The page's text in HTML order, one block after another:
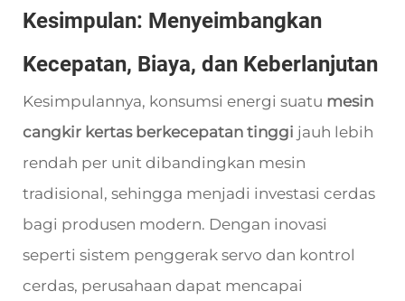
Kesimpulan: Menyeimbangkan
Kecepatan, Biaya, dan Keberlanjutan
Kesimpulannya, konsumsi energi suatu mesin
cangkir kertas berkecepatan tinggi jauh lebih
rendah per unit dibandingkan mesin
tradisional, sehingga menjadi investasi cerdas
bagi produsen modern. Dengan inovasi
seperti sistem penggerak servo dan kontrol
cerdas, perusahaan dapat mencapai